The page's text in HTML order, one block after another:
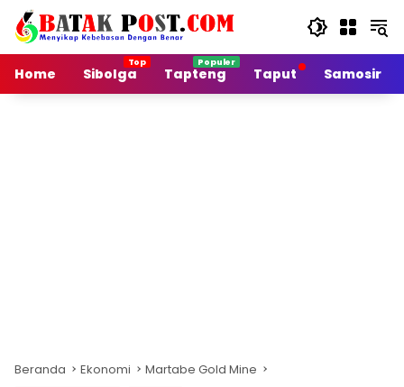
Langsung
konten
Home
Sibolga Tapteng Taput Samosir
Beranda Ekonomi Martabe Gold Mine